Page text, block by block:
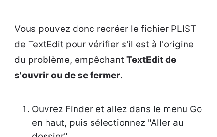
Vous pouvez donc recréer le fichier PLIST
de TextEdit pour vérifier s'il est à l'origine
du problème, empêchant TextEdit de
s'ouvrir ou de se fermer.
Ouvrez Finder et allez dans le menu Go
en haut, puis sélectionnez "Aller au